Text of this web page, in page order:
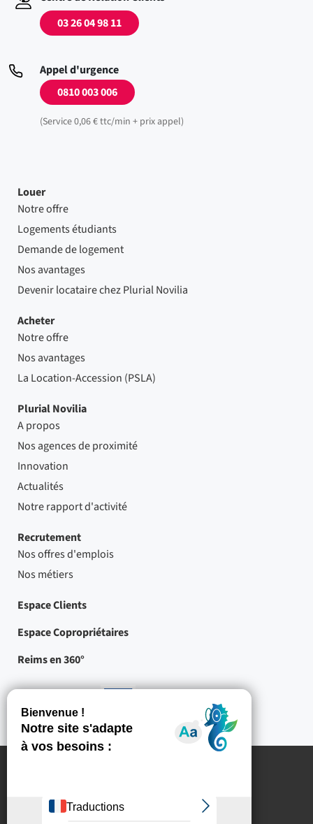
03 26 04 98 11
Appel d'urgence
0810 003 006
(Service 0,06 € ttc/min + prix appel)
Louer
Notre offre
Logements étudiants
Demande de logement
Nos avantages
Devenir locataire chez Plurial Novilia
Acheter
Notre offre
Nos avantages
La Location-Accession (PSLA)
Plurial Novilia
A propos
Nos agences de proximité
Innovation
Actualités
Notre rapport d'activité
Recrutement
Nos offres d'emplois
Nos métiers
Espace Clients
Espace Copropriétaires
Reims en 360°
cofinancés
par
Crédits